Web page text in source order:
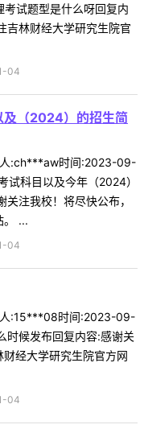
试题型是什么呀回复内
吉林财经大学研究生院官
04
（2024）的招生简
人:ch***aw时间:2023-09-
科目以及今年（2024）
注我校！将尽快公布，
。 ...
04
人:15***08时间:2023-09-
候发布回复内容:感谢关
经大学研究生院官方网
04